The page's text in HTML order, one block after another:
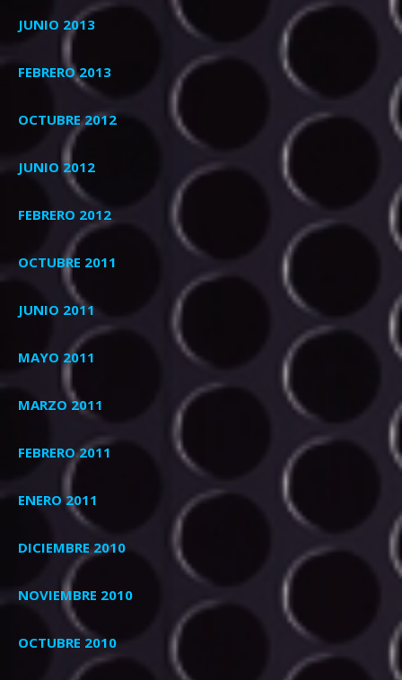
JUNIO 2013
FEBRERO 2013
OCTUBRE 2012
JUNIO 2012
FEBRERO 2012
OCTUBRE 2011
JUNIO 2011
MAYO 2011
MARZO 2011
FEBRERO 2011
ENERO 2011
DICIEMBRE 2010
NOVIEMBRE 2010
OCTUBRE 2010